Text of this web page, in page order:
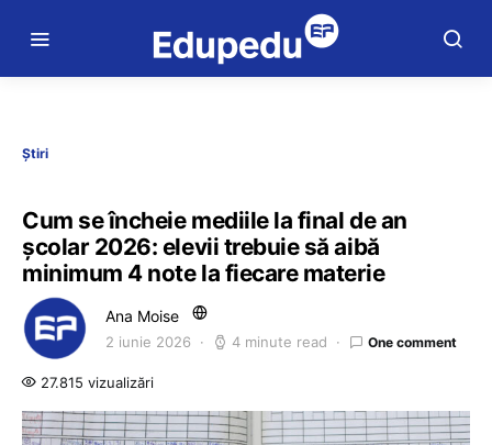
Știri
Cum se încheie mediile la final de an
școlar 2026: elevii trebuie să aibă
minimum 4 note la fiecare materie
Ana Moise
2 iunie 2026 4 minute read One comment
27.815 vizualizări